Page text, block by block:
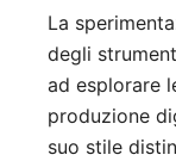
La
degli
ad esplorare
produzione
suo stile